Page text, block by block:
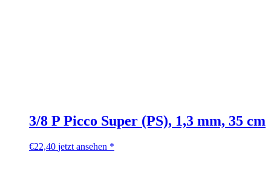
3/8 P Picco Super (PS), 1,3 mm, 35 cm
€22,40 jetzt ansehen *